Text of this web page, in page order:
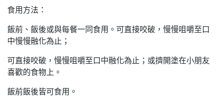
食用方法：
飯前、飯後或與每餐一同食用。可直接咬破，慢慢咀嚼至口
中慢慢融化為止；
可直接咬破，慢慢咀嚼至口中融化為止；或擠開塗在小朋友
喜歡的食物上。
飯前飯後皆可食用。